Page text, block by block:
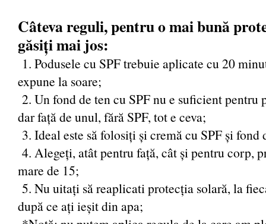
Câteva reguli, pentru o mai bună
găsiți mai jos:
1. Podusele cu SPF trebuie aplicate cu 20
expune la soare;
2. Un fond de ten cu SPF nu e suficient pentru
dar față de unul, fără SPF, tot e ceva;
3. Ideal este să folosiți și cremă cu SPF și
4. Alegeți, atât pentru față, cât și pentru corp,
mare de 15;
5. Nu uitați să reaplicati protecția solară, la
după ce ați ieșit din apa;